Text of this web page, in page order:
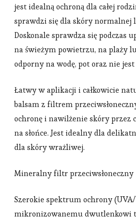
jest idealną ochroną dla całej
sprawdzi się dla skóry normalnej
Doskonale sprawdza się podczas
na świeżym powietrzu, na plaży
odporny na wodę, pot oraz nie
Łatwy w aplikacji i całkowicie
balsam z filtrem
ochronę i nawilżenie skóry przez
na słońce. Jest idealny dla
dla skóry wrażliwej.
Mineralny filtr przeciwsłoneczny
Szerokie spektrum ochrony
mikronizowanemu dwutlenkowi